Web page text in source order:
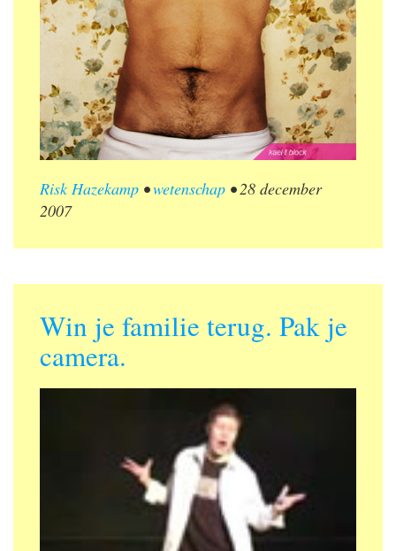
Risk Hazekamp •wetenschap •28 december
2007
Win je familie terug. Pak je
camera.